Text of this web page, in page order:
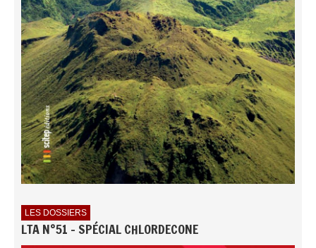
LES DOSSIERS
LTA N°51 - SPÉCIAL CHLORDECONE